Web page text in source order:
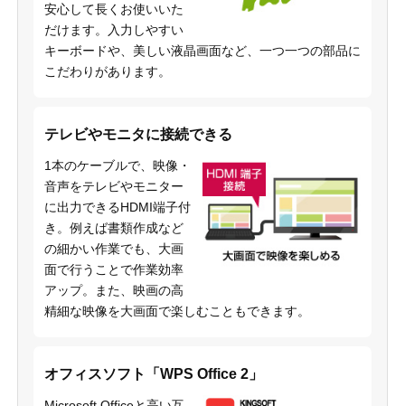
安心して長くお使いいた
だけます。入力しやすい
キーボードや、美しい液晶画面など、一つ一つの部品に
こだわりがあります。
テレビやモニタに接続できる
1本のケーブルで、映像・
音声をテレビやモニター
に出力できるHDMI端子付
き。例えば書類作成など
の細かい作業でも、大画
面で行うことで作業効率
アップ。また、映画の高
精細な映像を大画面で楽しむこともできます。
オフィスソフト「WPS Office 2」